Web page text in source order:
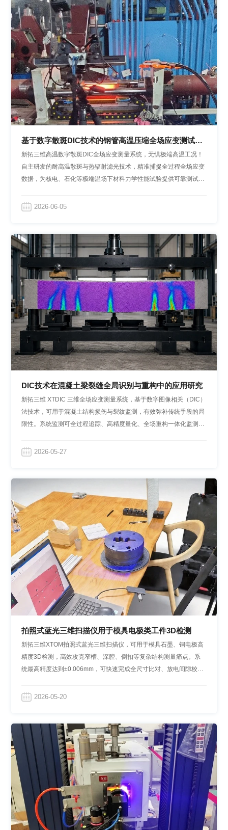
基于数字散斑DIC技术的钢管高温压缩全场应变测试研
究
新拓三维高温数字散斑DIC全场应变测量系统，无惧极端高温工况！
自主研发的耐高温散斑与热辐射滤光技术，精准捕捉全过程全场应变
数据，为核电、石化等极端温场下材料力学性能试验提供可靠测试方
2026-06-05
DIC技术在混凝土梁裂缝全局识别与重构中的应用研究
新拓三维 XTDIC 三维全场应变测量系统，基于数字图像相关（DIC）
法技术，可用于混凝土结构损伤与裂纹监测，有效弥补传统手段的局
限性。系统监测可全过程追踪、高精度量化、全场重构一体化监测，
构全周期精细化监测、工程安全风险防控提供坚实技术保障。
2026-05-27
拍照式蓝光三维扫描仪用于模具电极类工件3D检测
新拓三维XTOM拍照式蓝光三维扫描仪，可用于模具石墨、铜电极高
精度3D检测，高效攻克窄槽、深腔、倒扣等复杂结构测量痛点。系
统最高精度达到±0.006mm，可快速完成全尺寸比对、放电间隙校核
效。 2026-05-20